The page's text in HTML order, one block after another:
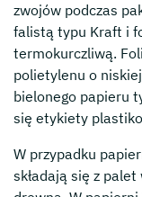
zwojów podczas
falistą typu Kraft i
termokurczliwą.
polietylenu o
bielonego papieru
się etykiety
W przypadku
składają się z